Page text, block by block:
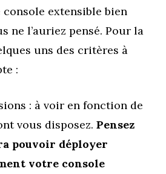
extensible bien
ne l’auriez pensé. Pour la
uns des critères à
:
: à voir en fonction de
vous disposez. Pensez
pouvoir déployer
votre console